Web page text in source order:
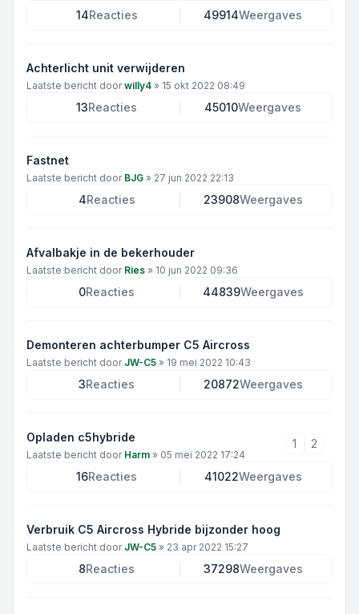
14Reacties 49914Weergaves
Achterlicht unit verwijderen
Laatste bericht doorwilly4 » 15 okt 2022 08:49
13Reacties 45010Weergaves
Fastnet
Laatste bericht door BJG » 27 jun 2022 22:13
4Reacties 23908Weergaves
Afvalbakje in de bekerhouder
Laatste bericht door Ries » 10 jun 2022 09:36
0Reacties 44839Weergaves
Demonteren achterbumper C5 Aircross
Laatste bericht door JW-C5 » 19 mei 2022 10:43
3Reacties 20872Weergaves
Opladen c5hybride
Laatste bericht door Harm » 05 mei 2022 17:24
1 2
16Reacties 41022Weergaves
Verbruik C5 Aircross Hybride bijzonder hoog
Laatste bericht door JW-C5 » 23 apr 2022 15:27
8Reacties 37298Weergaves